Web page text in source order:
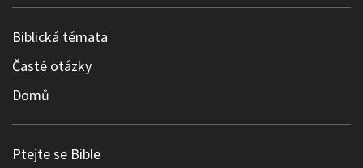
Biblická témata
Časté otázky
Domů
Ptejte se Bible